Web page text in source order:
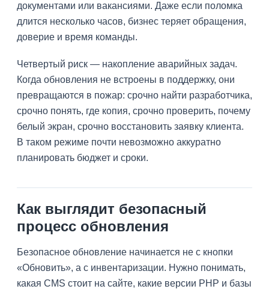
документами или вакансиями. Даже если поломка
длится несколько часов, бизнес теряет обращения,
доверие и время команды.
Четвертый риск — накопление аварийных задач.
Когда обновления не встроены в поддержку, они
превращаются в пожар: срочно найти разработчика,
срочно понять, где копия, срочно проверить, почему
белый экран, срочно восстановить заявку клиента.
В таком режиме почти невозможно аккуратно
планировать бюджет и сроки.
Как выглядит безопасный
процесс обновления
Безопасное обновление начинается не с кнопки
«Обновить», а с инвентаризации. Нужно понимать,
какая CMS стоит на сайте, какие версии PHP и базы